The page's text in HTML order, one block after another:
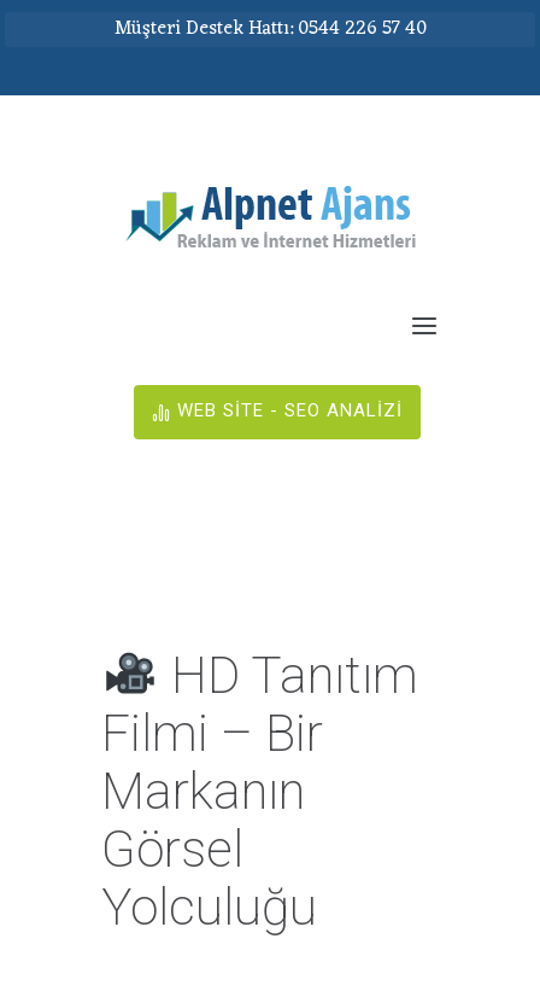
Müşteri Destek Hattı: 0544 226 57 40
WEB SİTE - SEO ANALİZİ
HD Tanıtım
Filmi – Bir
Markanın
Görsel
Yolculuğu